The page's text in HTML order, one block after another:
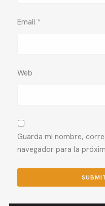
Email*
Web
Guarda mi nombre,
navegador para la